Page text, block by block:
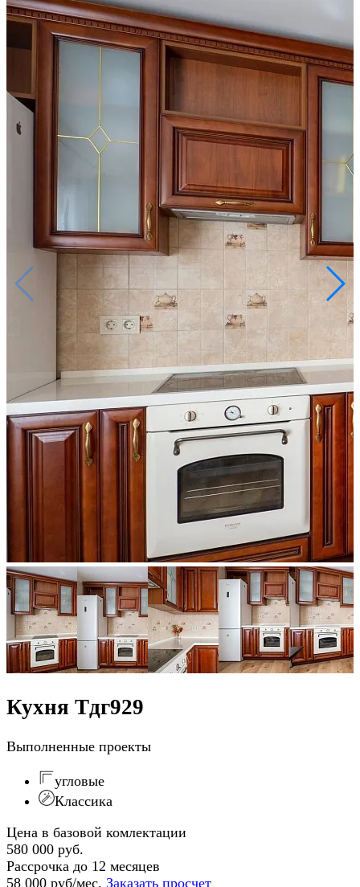
Кухня Тдг929
Выполненные проекты
угловые
Классика
Цена в базовой комлектации
580 000 руб.
Рассрочка до 12 месяцев
58 000 руб/мес. Заказать просчет